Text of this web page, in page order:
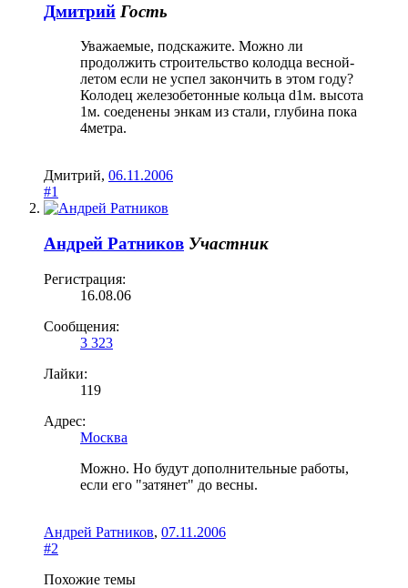
Дмитрий Гость
Уважаемые, подскажите. Можно ли
продолжить строительство колодца весной-
летом если не успел закончить в этом году?
Колодец железобетонные кольца d1м. высота
1м. соеденены энкам из стали, глубина пока
4метра.
Дмитрий, 06.11.2006
#1
Андрей Ратников Участник
Регистрация:
16.08.06
Сообщения:
3 323
Лайки:
119
Адрес:
Москва
Можно. Но будут дополнительные работы,
если его "затянет" до весны.
Андрей Ратников, 07.11.2006
#2
Похожие темы